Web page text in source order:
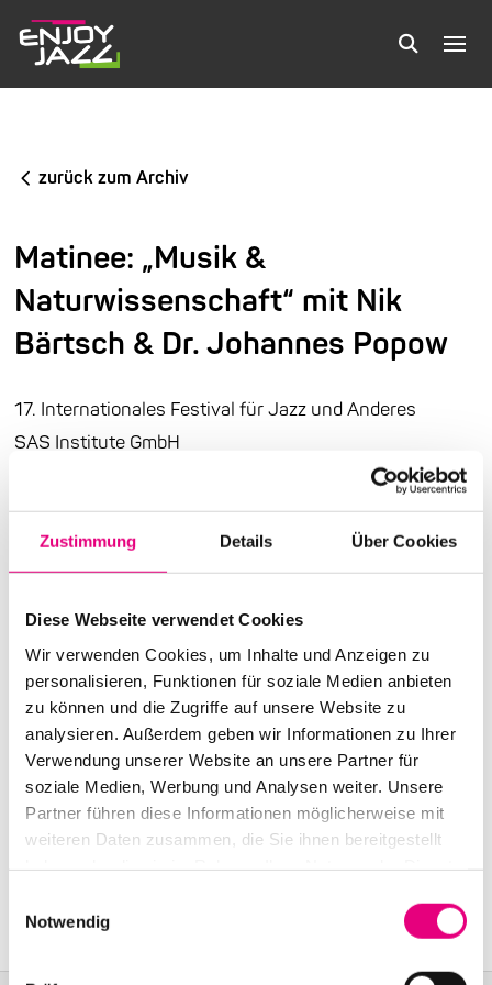
Zustimmung Details Über Cookies
Diese Webseite verwendet Cookies
Wir verwenden Cookies, um Inhalte und Anzeigen zu
personalisieren, Funktionen für soziale Medien anbieten
zu können und die Zugriffe auf unsere Website zu
analysieren. Außerdem geben wir Informationen zu Ihrer
Verwendung unserer Website an unsere Partner für
soziale Medien, Werbung und Analysen weiter. Unsere
Partner führen diese Informationen möglicherweise mit
weiteren Daten zusammen, die Sie ihnen bereitgestellt
Notwendig
zurück zum Archiv
Matinee: „Musik &
Naturwissenschaft“ mit Nik
Bärtsch & Dr. Johannes Popow
17. Internationales Festival für Jazz und Anderes
SAS Institute GmbH
Beginn:8. November 2015 - 11:00 Uhr
Ende:8. November 2015 - 20:00 Uhr
Besetzung:
Nik Bärtsch : p
Nationalität:Schweiz
SAS Institute GmbH:
In der Neckarhelle 162 (Im
Haarlass), Heidelberg
Event Serie:Matinee: „Musik & Naturwissenschaft“